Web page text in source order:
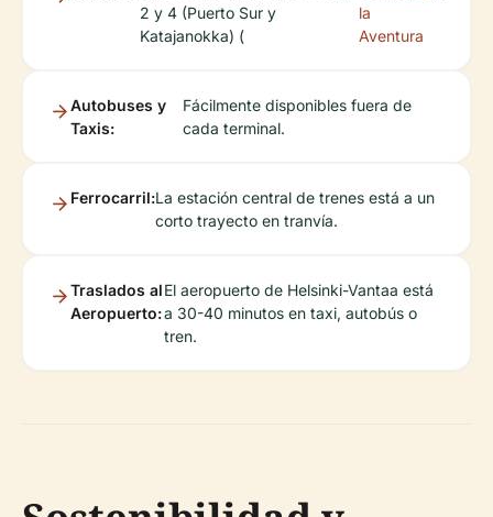
2 y 4 (Puerto Sur y
Katajanokka) (
la
Aventura
Autobuses y
Taxis:
Fácilmente disponibles fuera de
cada terminal.
Ferrocarril:La estación central de trenes está a un
corto trayecto en tranvía.
Traslados al
Aeropuerto:
El aeropuerto de Helsinki-Vantaa está
a 30-40 minutos en taxi, autobús o
tren.